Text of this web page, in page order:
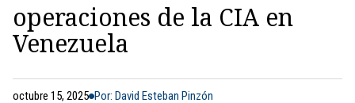
operaciones de la CIA en
Venezuela
octubre 15, 2025 Por: David Esteban Pinzón